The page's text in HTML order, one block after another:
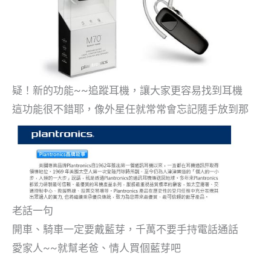
疑！新的功能~~追蹤耳機，讓大家更容易找到耳機
這功能很不錯耶，像外星任就常常會忘記隨手放到那
老話一句
開車、騎車一定要戴藍芽，千萬不要手持電話通話
愛家人~~就幫老爸、情人買個藍芽吧